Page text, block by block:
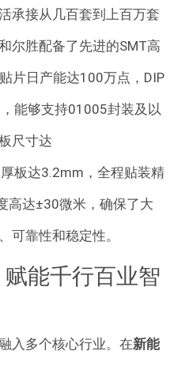
承接从几百套到上百万套
尔胜配备了先进的SMT高
片日产能达100万点，DIP
能够支持01005封装及以
尺寸达
板达3.2mm，全程贴装精
高达±30微米，确保了大
可靠性和稳定性。
能千行百业智
入多个核心行业。在新能